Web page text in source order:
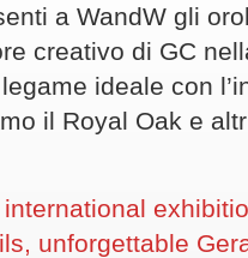
a WandW gli
creativo di GC
ideale con
il Royal Oak e
unforgettable